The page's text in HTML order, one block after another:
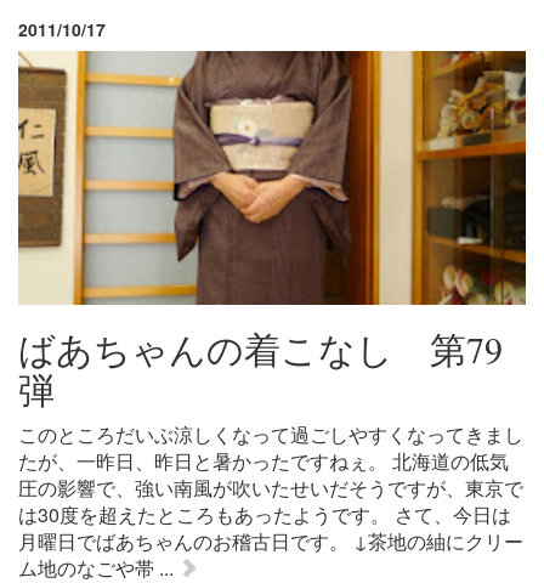
2011/10/17
ばあちゃんの着こなし 第79
弾
このところだいぶ涼しくなって過ごしやすくなってきまし
たが、一昨日、昨日と暑かったですねぇ。 北海道の低気
圧の影響で、強い南風が吹いたせいだそうですが、東京で
は30度を超えたところもあったようです。 さて、今日は
月曜日でばあちゃんのお稽古日です。 ↓茶地の紬にクリー
ム地のなごや帯 ...